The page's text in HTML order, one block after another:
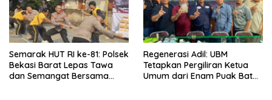
Semarak HUT RI ke-81: Polsek
Bekasi Barat Lepas Tawa
dan Semangat Bersama
Regenerasi Adil: UBM
Tetapkan Pergiliran Ketua
Umum dari Enam Puak Batak